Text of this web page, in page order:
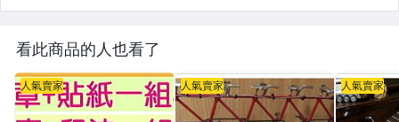
看此商品的人也看了
人氣賣家 人氣賣家 人氣賣家